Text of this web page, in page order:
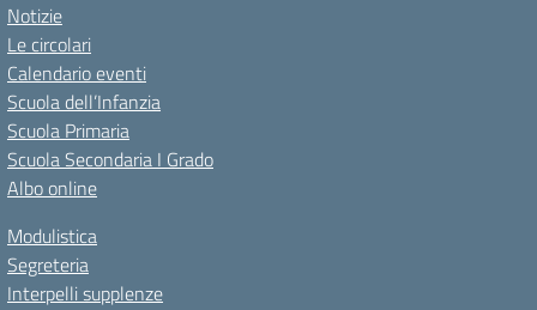
Notizie
Le circolari
Calendario eventi
Scuola dell’Infanzia
Scuola Primaria
Scuola Secondaria I Grado
Albo online
Modulistica
Segreteria
Interpelli supplenze